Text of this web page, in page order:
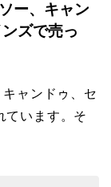
ー、キャン
ズで売っ
ャンドゥ、セ
ています。そ